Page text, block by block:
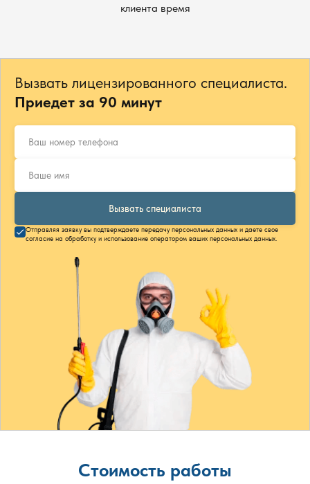
клиента время
Вызвать лицензированного специалиста.
Приедет за 90 минут
Вызвать специалиста
Отправляя заявку вы подтверждаете передачу персональных данных и даете свое
согласие на обработку и использование оператором ваших персональных данных.
Стоимость работы